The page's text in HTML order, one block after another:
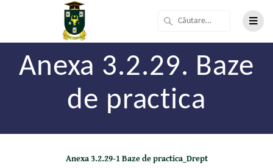
Anexa 3.2.29. Baze
de practica
Anexa 3.2.29-1 Baze de practica_Drept